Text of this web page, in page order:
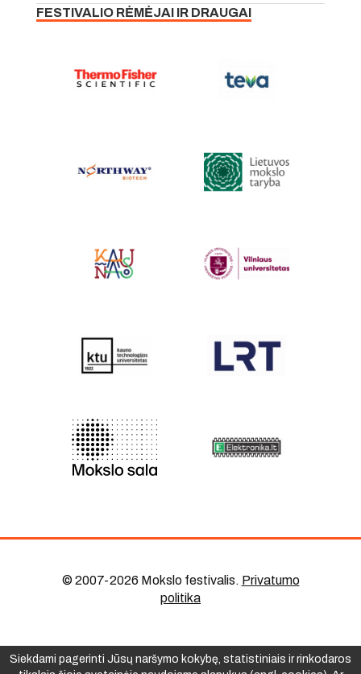
FESTIVALIO RĖMĖJAI IR DRAUGAI
© 2007-2026 Mokslo festivalis. Privatumo
politika
Siekdami pagerinti Jūsų naršymo kokybę, statistiniais ir rinkodaros